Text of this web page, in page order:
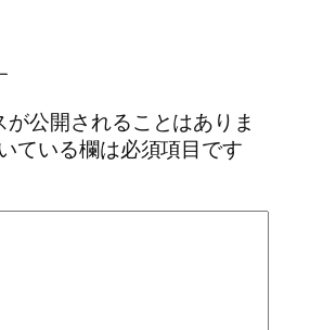
が公開されることはありま
ている欄は必須項目です